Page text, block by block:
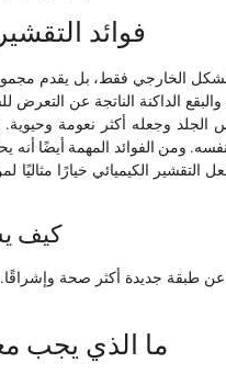
فوائد
الشكل الخارجي فقط، بل يقدم
الداكنة الناتجة عن
وجعله أكثر نعومة وحيوية.
ومن الفوائد المهمة أيضًا أنه
التقشير الكيميائي خيارًا
كيف
عن طبقة جديدة أكثر صحة
ما الذي يجب